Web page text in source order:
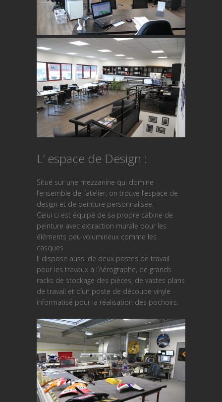
L’ espace de Design :
Situé sur une mezzanine qui domine
l’ensemble de l’atelier, on trouve l’espace de
design et de peinture personnalisée.
Celui ci est équipé de sa propre cabine de
peinture avec extraction murale pour les
éléments peu volumineux comme les
casques.
Il dispose aussi de deux postes de travail
pour les travaux à l’Aérographe, de grands
racks de stockage des pièces, de vastes plans
de travail et d’un poste de découpe vinyle
informatisé pour la réalisation des pochoirs.